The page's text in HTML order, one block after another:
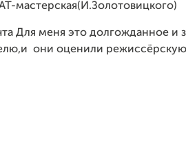
мастерская(И.Золотовицкого)
Для меня это долгожданное и
они оценили режиссёрскую